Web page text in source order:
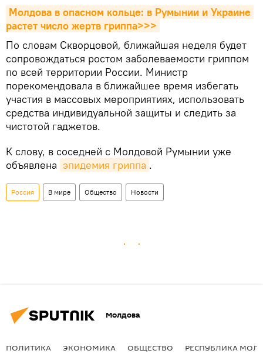
Молдова в опасном кольце: в Румынии и Украине
растет число жертв гриппа>>>
По словам Скворцовой, ближайшая неделя будет
сопровождаться ростом заболеваемости гриппом
по всей территории России. Министр
порекомендовала в ближайшее время избегать
участия в массовых мероприятиях, использовать
средства индивидуальной защиты и следить за
чистотой гаджетов.
К слову, в соседней с Молдовой Румынии уже
объявлена эпидемия гриппа .
Россия В мире Общество Новости
Молдова
ПОЛИТИКА ЭКОНОМИКА ОБЩЕСТВО РЕСПУБЛИКА